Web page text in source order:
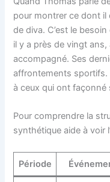
pour montrer ce dont il
de diva. C’est le
il y a près de vingt ans,
accompagné. Ses
affrontements sportifs.
à ceux qui ont façonné
Pour comprendre la
synthétique aide à voir
Période